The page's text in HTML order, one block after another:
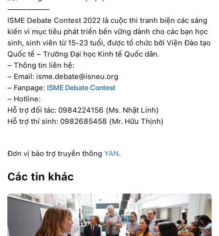
——————–
ISME Debate Contest 2022 là cuộc thi tranh biện các sáng
kiến vì mục tiêu phát triển bền vững dành cho các bạn học
sinh, sinh viên từ 15-23 tuổi, được tổ chức bởi Viện Đào tạo
Quốc tế – Trường Đại học Kinh tế Quốc dân.
– Thông tin liên hệ:
– Email: isme.debate@isneu.org
– Fanpage: ISME Debate Contest
– Hotline:
Hỗ trợ đối tác: 0984224156 (Ms. Nhật Linh)
Hỗ trợ thí sinh: 0982685458 (Mr. Hữu Thịnh)
Đơn vị bảo trợ truyền thông YAN.
Các tin khác